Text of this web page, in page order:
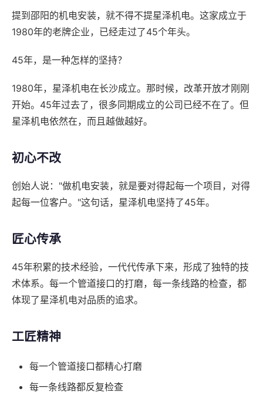
提到邵阳的机电安装，就不得不提星泽机电。这家成立于
1980年的老牌企业，已经走过了45个年头。
45年，是一种怎样的坚持？
1980年，星泽机电在长沙成立。那时候，改革开放才刚刚
开始。45年过去了，很多同期成立的公司已经不在了。但
星泽机电依然在，而且越做越好。
初心不改
创始人说："做机电安装，就是要对得起每一个项目，对得
起每一位客户。"这句话，星泽机电坚持了45年。
匠心传承
45年积累的技术经验，一代代传承下来，形成了独特的技
术体系。每一个管道接口的打磨，每一条线路的检查，都
体现了星泽机电对品质的追求。
工匠精神
每一个管道接口都精心打磨
每一条线路都反复检查